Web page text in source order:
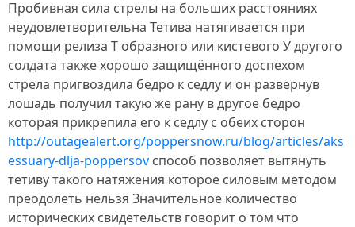
Пробивная сила стрелы на больших расстояниях
неудовлетворительна Тетива натягивается при
помощи релиза Т образного или кистевого У другого
солдата также хорошо защищённого доспехом
стрела пригвоздила бедро к седлу и он развернув
лошадь получил такую же рану в другое бедро
которая прикрепила его к седлу с обеих сторон
http://outagealert.org/poppersnow.ru/blog/articles/aks
essuary-dlja-poppersov способ позволяет вытянуть
тетиву такого натяжения которое силовым методом
преодолеть нельзя Значительное количество
исторических свидетельств говорит о том что